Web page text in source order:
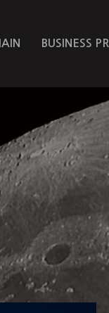
BUSINESS